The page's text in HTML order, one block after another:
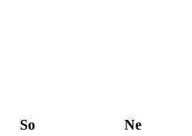
So Ne